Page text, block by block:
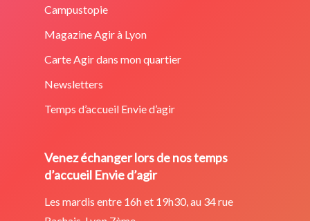
Campustopie
Magazine Agir à Lyon
Carte Agir dans mon quartier
Newsletters
Temps d’accueil Envie d’agir
Venez échanger lors de nos temps
d’accueil Envie d’agir
Les mardis entre 16h et 19h30, au 34 rue